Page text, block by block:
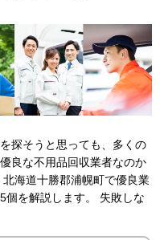
探そうと思っても、多くの
良な不用品回収業者なのか
海道十勝郡浦幌町で優良業
個を解説します。 失敗しな